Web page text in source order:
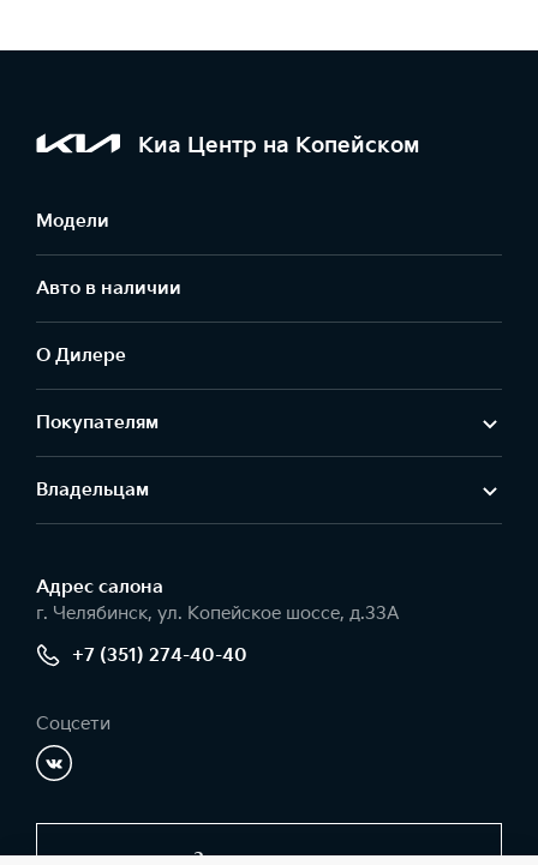
Киа Центр на Копейском
Модели
Авто в наличии
О Дилере
Покупателям
Владельцам
Адрес салонa
г. Челябинск, ул. Копейское шоссе, д.33А
+7 (351) 274-40-40
Соцсети
Заказать звонок